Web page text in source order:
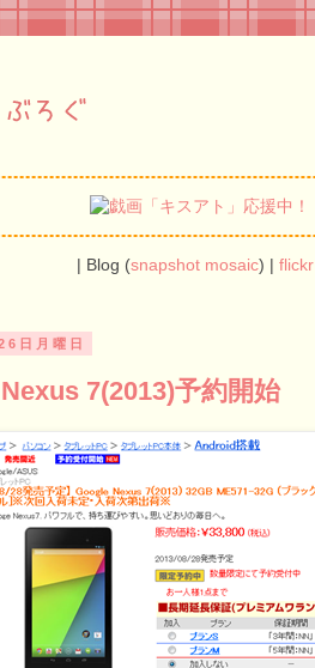
| Blog (snapshot mosaic) | flickr
日月曜日
7(2013)予約開始